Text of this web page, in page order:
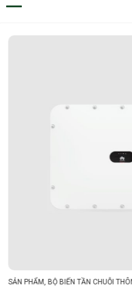
SẢN PHẨM,BỘ BIẾN TẦN